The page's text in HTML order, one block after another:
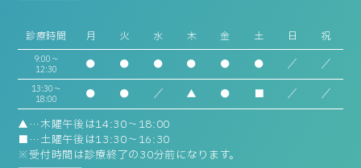
診療時間 月 火 水 木 金 土 日 祝
9:00～
12:30
● ● ● ● ● ● ／ ／
13:30～
18:00
● ● ／ ▲ ● ■ ／
／
▲…木曜午後は14:30～18:00
■…土曜午後は13:30～16:30
※受付時間は診療終了の30分前になります。